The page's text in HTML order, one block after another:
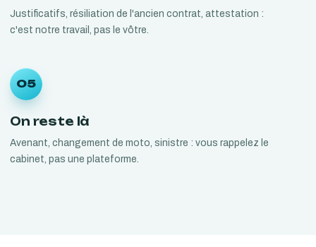
Justificatifs, résiliation de l'ancien contrat, attestation :
c'est notre travail, pas le vôtre.
05
On reste là
Avenant, changement de moto, sinistre : vous rappelez le
cabinet, pas une plateforme.